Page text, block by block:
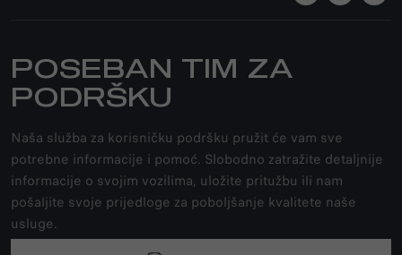
POSEBAN TIM ZA
PODRŠKU
Naša služba za korisničku podršku pružit će vam sve
potrebne informacije i pomoć. Slobodno zatražite detaljnije
informacije o svojim vozilima, uložite pritužbu ili nam
pošaljite svoje prijedloge za poboljšanje kvalitete naše
usluge.